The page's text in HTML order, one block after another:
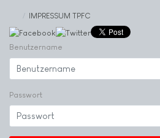
IMPRESSUM TPFC
Benutzername
Passwort